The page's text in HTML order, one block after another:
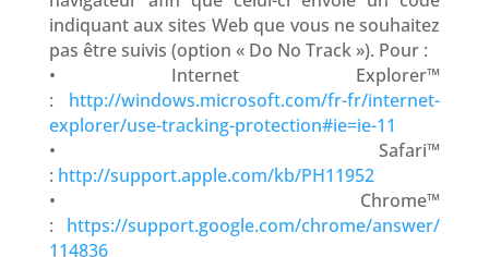
indiquant aux sites Web que vous ne souhaitez
pas être suivis (option « Do No Track »). Pour :
• Internet Explorer™
: http://windows.microsoft.com/fr-fr/internet-
explorer/use-tracking-protection#ie=ie-11
• Safari™
: http://support.apple.com/kb/PH11952
• Chrome™
: https://support.google.com/chrome/answer/
114836